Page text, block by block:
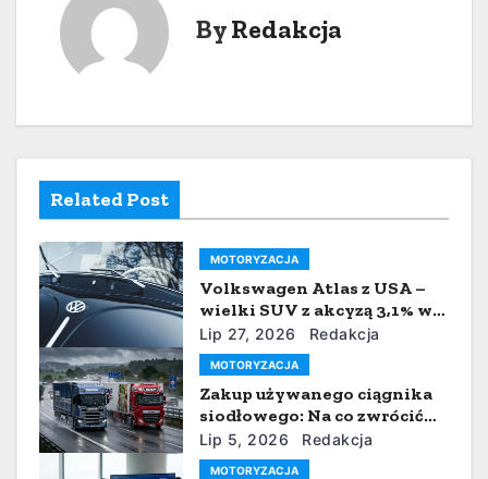
a
a
w
p
i
s
ByRedakcja
Related Post
MOTORYZACJA
Volkswagen Atlas z USA –
wielki SUV z akcyzą 3,1% w
wersji 2.0 TSI
Lip 27, 2026 Redakcja
MOTORYZACJA
Zakup używanego ciągnika
siodłowego: Na co zwrócić
uwagę, by nie żałować?
Lip 5, 2026 Redakcja
MOTORYZACJA